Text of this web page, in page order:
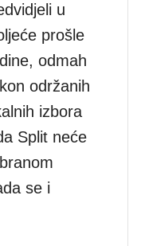
u
prošle
odmah
održanih
izbora
Split neće
se i